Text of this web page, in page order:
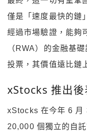
僅是「速度最快的鏈
經過市場驗證，能夠
（RWA）的金融基
投票，其價值遠比鏈
xStocks 推出後
xStocks 在今年 6 月
20,000 個獨立的自